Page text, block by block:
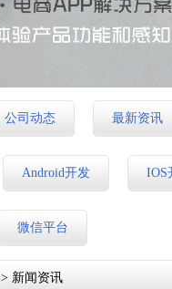
公司动态 最新资讯
Android开发 IOS
微信平台
> 新闻资讯